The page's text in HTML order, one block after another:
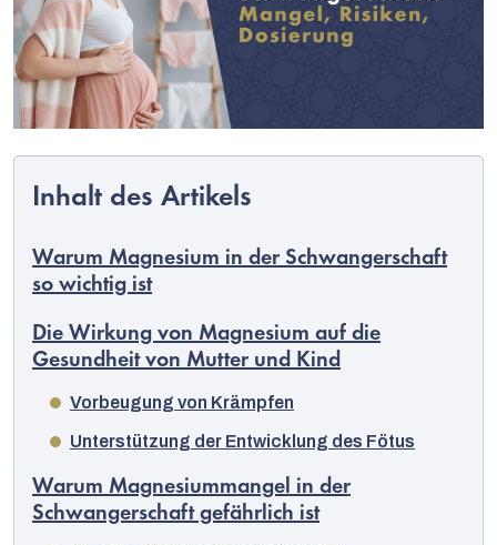
Warum Magnesium in der Schwangerschaft
so wichtig ist
Die Wirkung von Magnesium auf die
Gesundheit von Mutter und Kind
Vorbeugung von Krämpfen
Unterstützung der Entwicklung des Fötus
Warum Magnesiummangel in der
Schwangerschaft gefährlich ist